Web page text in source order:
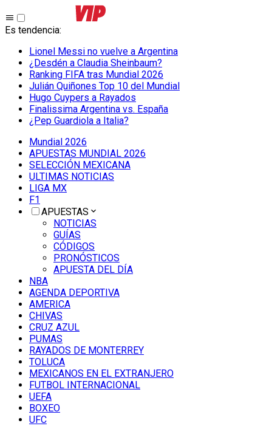
Es tendencia:
Lionel Messi no vuelve a Argentina
¿Desdén a Claudia Sheinbaum?
Ranking FIFA tras Mundial 2026
Julián Quiñones Top 10 del Mundial
Hugo Cuypers a Rayados
Finalissima Argentina vs. España
¿Pep Guardiola a Italia?
Mundial 2026
APUESTAS MUNDIAL 2026
SELECCIÓN MEXICANA
ULTIMAS NOTICIAS
LIGA MX
F1
APUESTAS
NOTICIAS
GUÍAS
CÓDIGOS
PRONÓSTICOS
APUESTA DEL DÍA
NBA
AGENDA DEPORTIVA
AMERICA
CHIVAS
CRUZ AZUL
PUMAS
RAYADOS DE MONTERREY
TOLUCA
MEXICANOS EN EL EXTRANJERO
FUTBOL INTERNACIONAL
UEFA
BOXEO
UFC